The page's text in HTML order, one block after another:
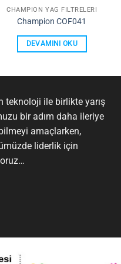
CHAMPION YAĞ FILTRELERI
Champion COF041
DEVAMINI OKU
teknoloji ile birlikte yarış
bir adım daha ileriye
amaçlarken,
liderlik için